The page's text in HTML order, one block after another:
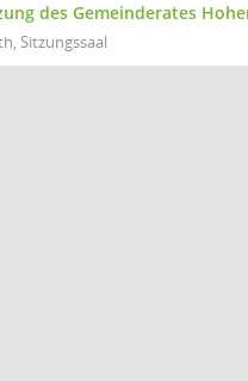
des Gemeinderates
Sitzungssaal